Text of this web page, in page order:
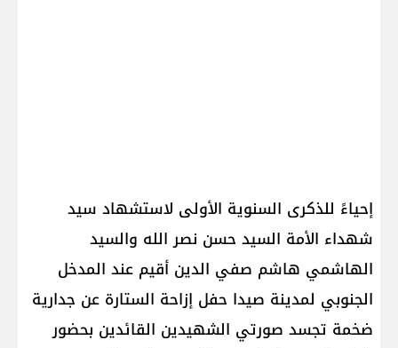
إحياءً للذكرى السنوية الأولى لاستشهاد سيد
شهداء الأمة السيد حسن نصر الله والسيد
الهاشمي هاشم صفي الدين أقيم عند المدخل
الجنوبي لمدينة صيدا حفل إزاحة الستارة عن جدارية
ضخمة تجسد صورتي الشهيدين القائدين بحضور